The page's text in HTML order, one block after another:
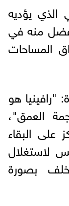
الذي يؤديه
أفضل منه في
المساحات
"رافينيا هو
العمق"،
على البقاء
لاستغلال
بصورة